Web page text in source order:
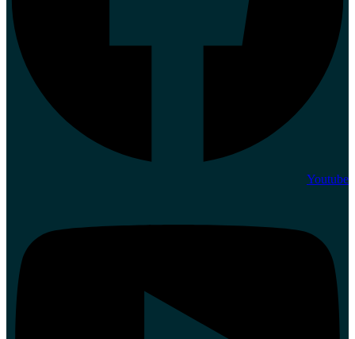
Youtube